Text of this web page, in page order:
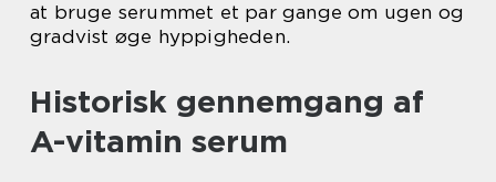
at bruge serummet et par gange om ugen og
gradvist øge hyppigheden.
Historisk gennemgang af
A-vitamin serum